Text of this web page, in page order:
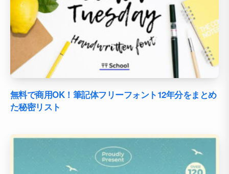
無料で商用OK！筆記体フリーフォント12年分をまとめ
た秘密リスト